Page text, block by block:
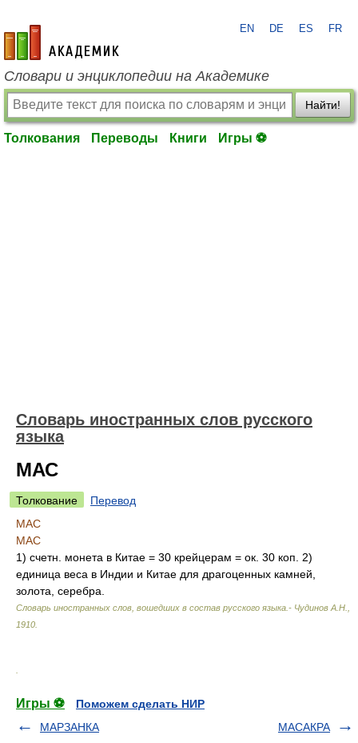
academic.ru
EN DE ES FR
Словари и энциклопедии на Академике
Найти!
Толкования Переводы Книги Игры ⚽
Словарь иностранных слов русского
языка
МАС
Толкование
Перевод
МАС
МАС
1) счетн. монета в Китае = 30 крейцерам = ок. 30 коп. 2)
единица веса в Индии и Китае для драгоценных камней,
золота, серебра.
Словарь иностранных слов, вошедших в состав русского языка.- Чудинов А.Н.
1910
Игры ⚽
Поможем сделать НИР
МАРЗАНКА
МАСАКРА